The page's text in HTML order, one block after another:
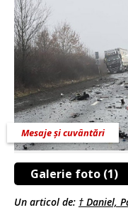
Galerie foto (1)
Mesaje și cuvântări
Un articol de: † Daniel,